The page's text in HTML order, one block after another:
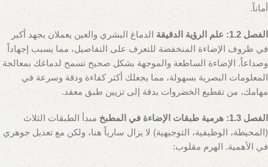
أماناً.
الفصل 1.2: علم الرؤية الدقيقة
الدماغ البشري والعين يعملان بجهد أكبر
في ظروف الإضاءة المنخفضة للتعرف على التفاصيل، مما يسبب إجهاداً
وصداعاً. الإضاءة الساطعة والموجهة بشكل صحيح تسمح لدماغك بمعالجة
المعلومات البصرية بسهولة، مما يجعلك أكثر كفاءة ودقة وسرعة في
مهامك، من تقطيع الخضروات بدقة إلى تزيين طبق معقد.
الفصل 1.3: هرمية طبقات الإضاءة في المطبخ
مبدأ الطبقات الثلاث
(المحيطة، الوظيفية، التوجيهية) لا يزال سارياً هنا، ولكن مع تعديل جوهري
في الأهمية. الهرم مقلوب: